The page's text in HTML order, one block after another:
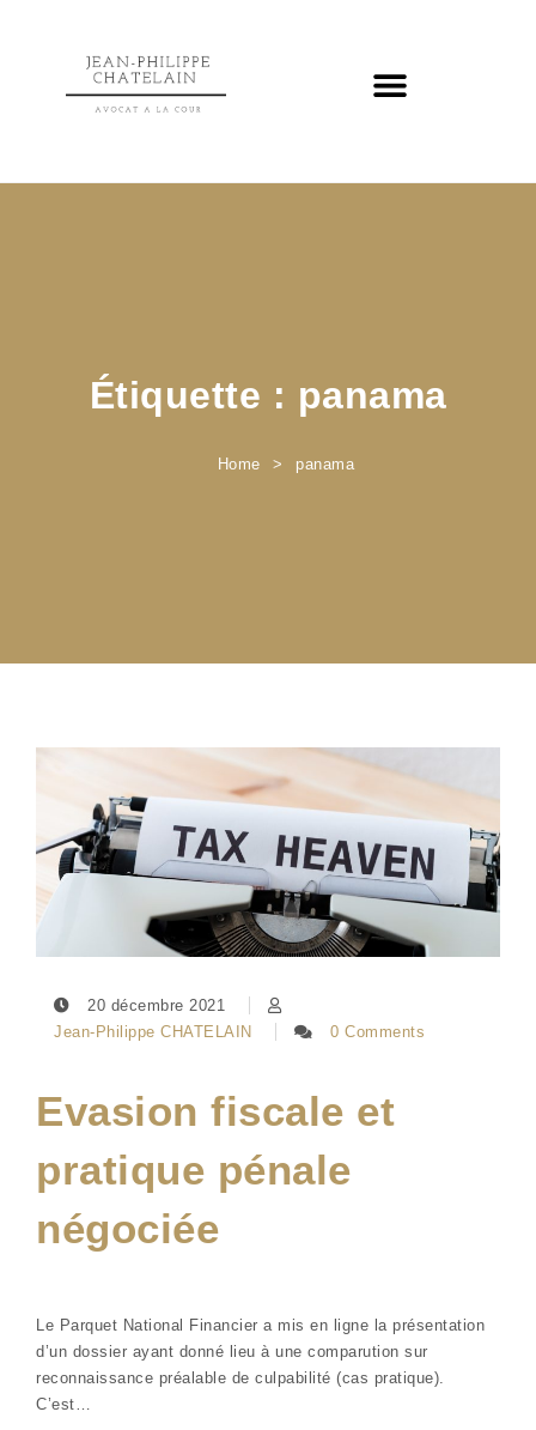
Étiquette : panama
Home panama
20 décembre 2021
Jean-Philippe CHATELAIN
0 Comments
Evasion fiscale et
pratique pénale
négociée
Le Parquet National Financier a mis en ligne la présentation
d’un dossier ayant donné lieu à une comparution sur
reconnaissance préalable de culpabilité (cas pratique).
C’est…